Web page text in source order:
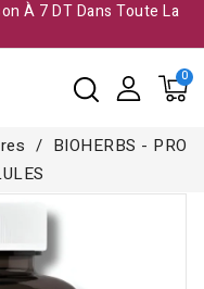
À 7 DT Dans Toute La
BIOHERBS - PRO